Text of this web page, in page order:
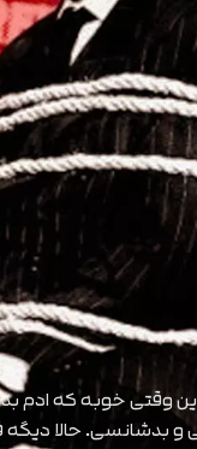
این وقتی خوبه که
و بدشانسی. حالا